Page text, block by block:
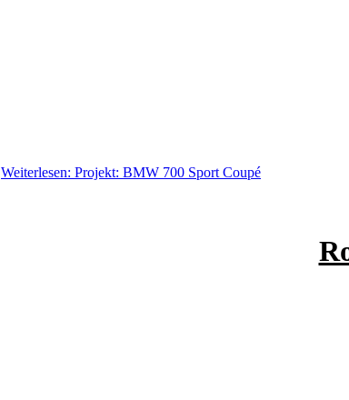
Weiterlesen: Projekt: BMW 700 Sport Coupé